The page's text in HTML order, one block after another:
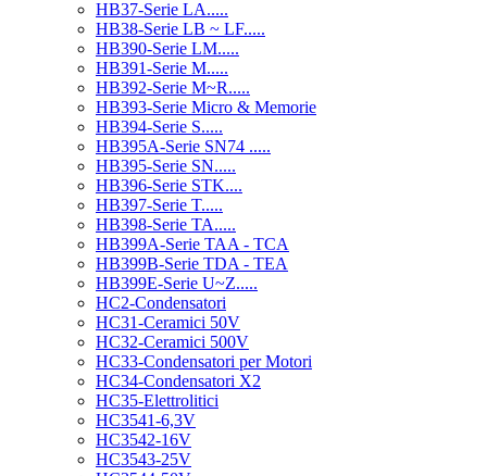
HB37-Serie LA.....
HB38-Serie LB ~ LF.....
HB390-Serie LM.....
HB391-Serie M.....
HB392-Serie M~R.....
HB393-Serie Micro & Memorie
HB394-Serie S.....
HB395A-Serie SN74 .....
HB395-Serie SN.....
HB396-Serie STK....
HB397-Serie T.....
HB398-Serie TA.....
HB399A-Serie TAA - TCA
HB399B-Serie TDA - TEA
HB399E-Serie U~Z.....
HC2-Condensatori
HC31-Ceramici 50V
HC32-Ceramici 500V
HC33-Condensatori per Motori
HC34-Condensatori X2
HC35-Elettrolitici
HC3541-6,3V
HC3542-16V
HC3543-25V